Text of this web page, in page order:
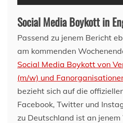
Social Media Boykott in
Passend zu jenem Bericht
am kommenden
Social Media Boykott von
(m/w) und
bezieht sich auf die
Facebook, Twitter und
zu Deutschland ist an